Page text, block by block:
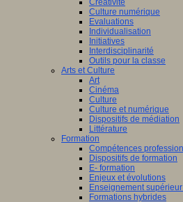
Créativité
Culture numérique
Evaluations
Individualisation
Initiatives
Interdisciplinarité
Outils pour la classe
Arts et Culture
Art
Cinéma
Culture
Culture et numérique
Dispositifs de médiation
Littérature
Formation
Compétences
Dispositifs de formation
E- formation
Enjeux et évolutions
Enseignement
Formations hybrides